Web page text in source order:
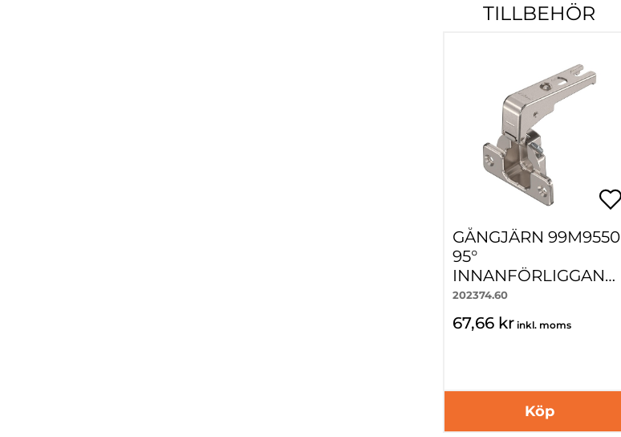
TILLBEHÖR
GÅNGJÄRN 99M9550
95°
INNANFÖRLIGGAND
E LUCKA SKRUVNING
202374.60
67,66 kr inkl. moms
Köp